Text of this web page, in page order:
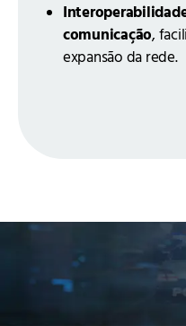
comunicação,
expansão da rede.